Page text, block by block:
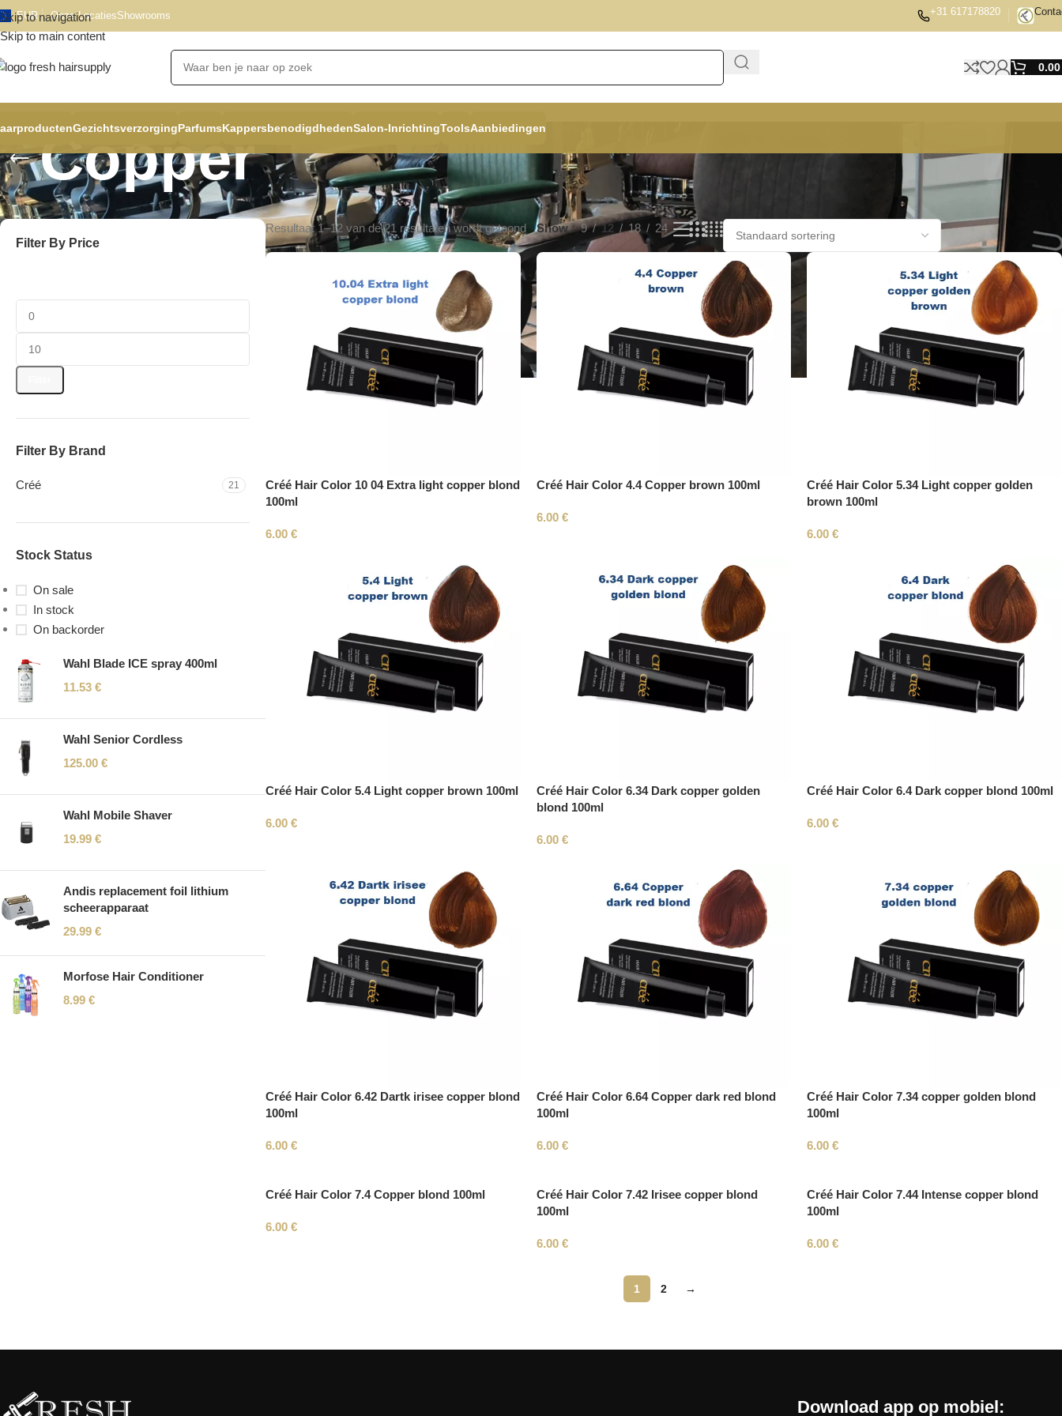
Skip to navigation
Skip to main content
EUR Onze LocatiesShowrooms +31 617178820
GezichtsverzorgingParfumsKappersbenodigdhedenSalon-InrichtingToolsAanbiedingen
Copper
Filter By Price
Filter By Brand
Créé 21
Stock Status
On sale
In stock
On backorder
Wahl Blade ICE spray 400ml
11.53 €
Wahl Senior Cordless
125.00 €
Wahl Mobile Shaver
19.99 €
Andis replacement foil lithium
scheerapparaat
29.99 €
Morfose Hair Conditioner
8.99 €
Resultaat 1–12 van de 21 resultaten wordt getoond Show 9 12 18 24
Créé Hair Color 10 04 Extra light copper blond
100ml
6.00 €
Créé Hair Color 4.4 Copper brown 100ml
6.00 €
Créé Hair Color 5.34 Light copper golden
brown 100ml
6.00€
Créé Hair Color 5.4 Light copper brown 100ml
6.00 €
Créé Hair Color 6.34 Dark copper golden
blond 100ml
6.00 €
Créé Hair Color 6.4 Dark copper blond 100ml
6.00€
Créé Hair Color 6.42 Dartk irisee copper blond
100ml
6.00 €
Créé Hair Color 6.64 Copper dark red blond
100ml
6.00 €
Créé Hair Color 7.34 copper golden blond
100ml
6.00€
Créé Hair Color 7.4 Copper blond 100ml
6.00 €
Créé Hair Color 7.42 Irisee copper blond
100ml
6.00 €
Créé Hair Color 7.44 Intense copper blond
100ml
6.00€
1 2 →
Download app op mobiel: